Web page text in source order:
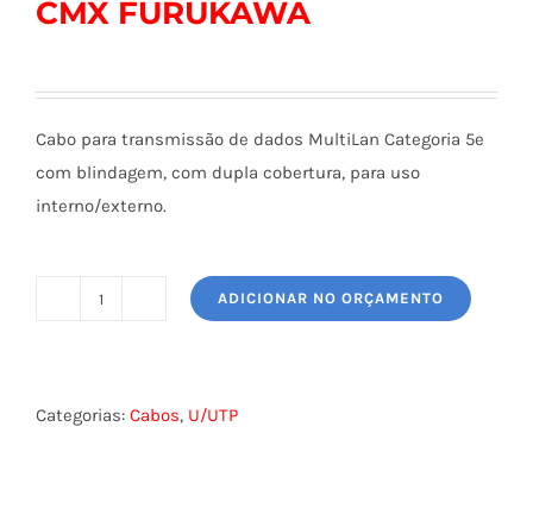
CMX FURUKAWA
Cabo para transmissão de dados MultiLan Categoria 5e
com blindagem, com dupla cobertura, para uso
interno/externo.
INDOOR/OUTDOOR
ADICIONAR NO ORÇAMENTO
Categorias: Cabos, U/UTP